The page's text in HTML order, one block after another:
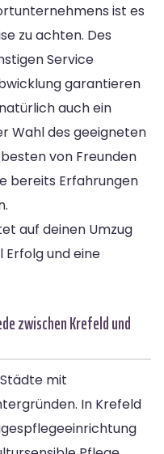
ist es
zu achten. Des
Service
garantieren
auch ein
Wahl des geeigneten
von Freunden
bereits Erfahrungen
auf deinen Umzug
Erfolg und eine
zwischen Krefeld und
mit
In Krefeld